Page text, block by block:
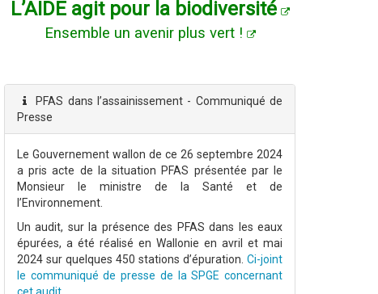
L’AIDE agit pour la biodiversité
Ensemble un avenir plus vert !
PFAS dans l’assainissement - Communiqué de
Presse
Le Gouvernement wallon de ce 26 septembre 2024
a pris acte de la situation PFAS présentée par le
Monsieur le ministre de la Santé et de
l’Environnement.
Un audit, sur la présence des PFAS dans les eaux
épurées, a été réalisé en Wallonie en avril et mai
2024 sur quelques 450 stations d’épuration. Ci-joint
le communiqué de presse de la SPGE concernant